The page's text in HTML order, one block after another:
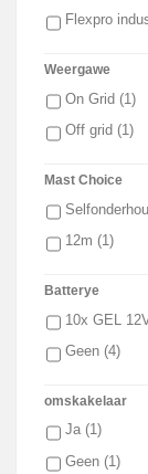
Flexpro
Weergawe
On Grid (1)
Off grid (1)
Mast Choice
12m (1)
Batterye
10x GEL
Geen (4)
omskakelaar
Ja (1)
Geen (1)